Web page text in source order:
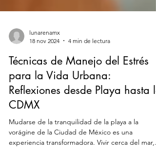
18 nov 2024
4 min de lectura
Técnicas de Manejo del Estrés
para la Vida Urbana:
Reflexiones desde Playa hasta la
CDMX
Mudarse de la tranquilidad de la playa a la
vorágine de la Ciudad de México es una